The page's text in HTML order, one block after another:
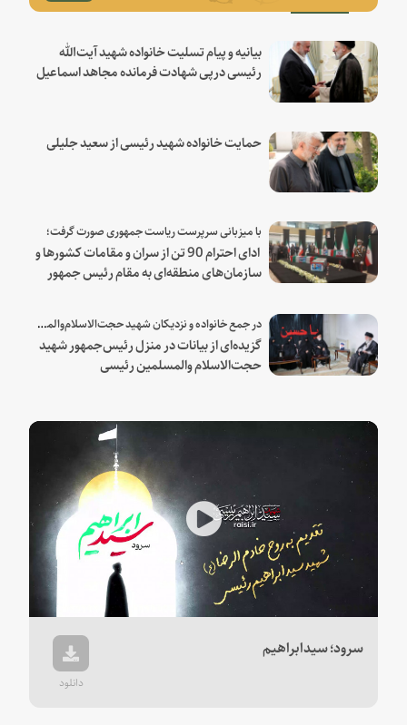
بیانیه و پیام تسلیت خانواده شهید آیت‌الله
رئیسی درپی شهادت فرمانده مجاهد اسماعیل
حمایت خانواده شهید رئیسی از سعید جلیلی
با میزبانی سرپرست ریاست جمهوری صورت گرفت؛
ادای احترام 90 تن از سران و مقامات کشورها و
سازمان‌های منطقه‌ای به مقام رئیس جمهور
در جمع خانواده و نزدیکان شهید حجت‌الاسلام‌والمسلمین رئیسی:
گزیده‌ای از بیانات در منزل رئیس‌جمهور شهید
حجت‌الاسلام والمسلمین رئیسی
Play
Video
سرود؛ سیدابراهیم
دانلود